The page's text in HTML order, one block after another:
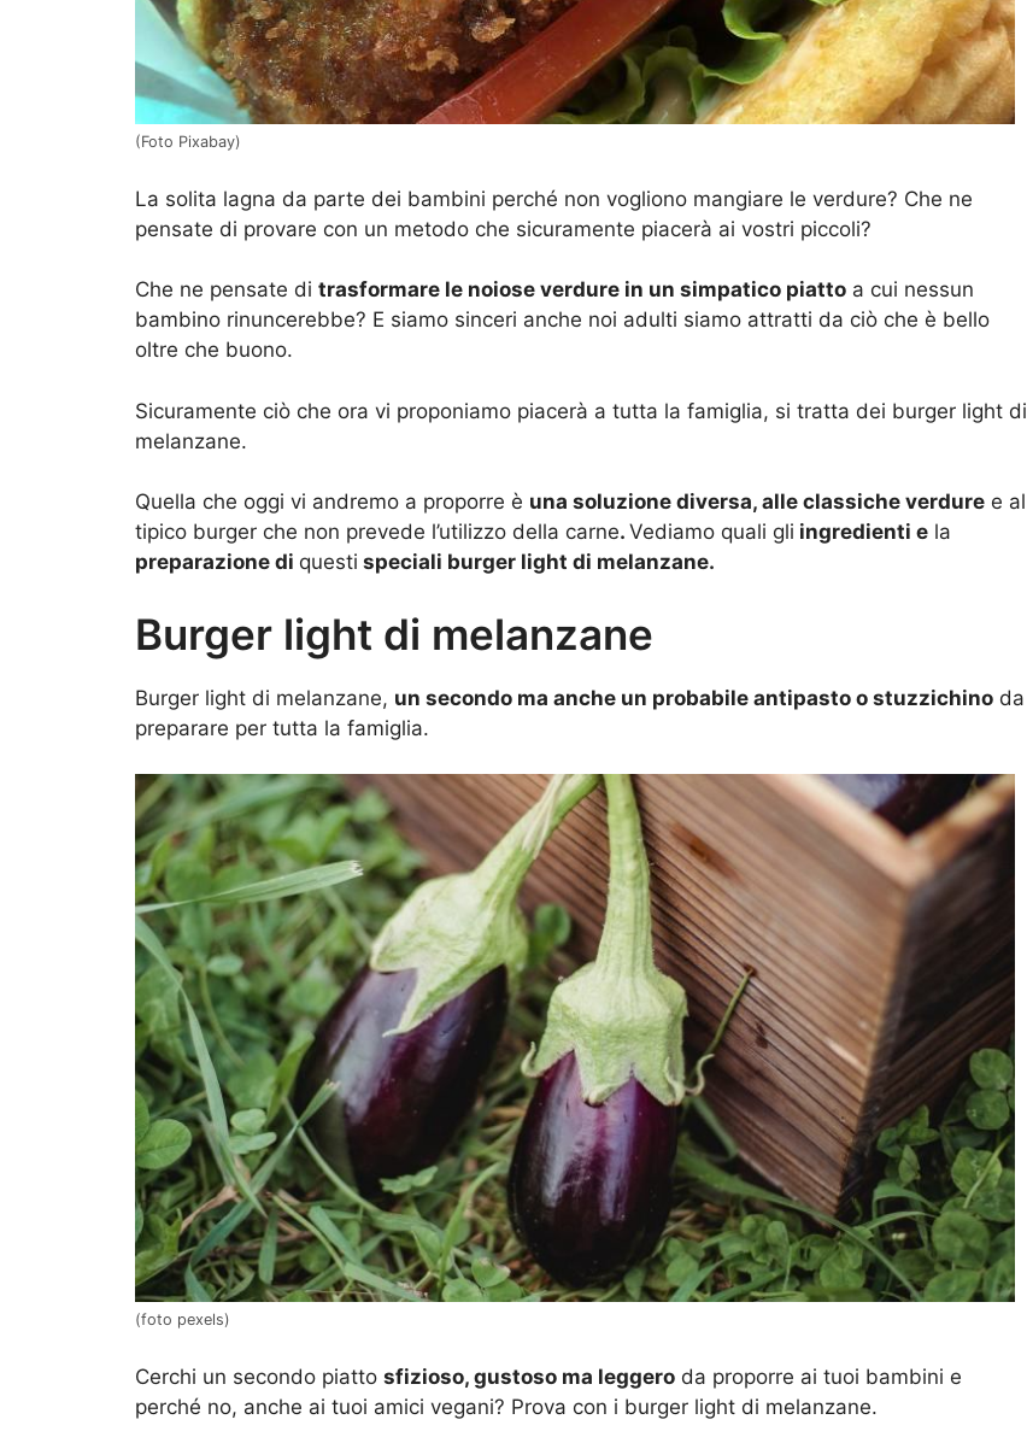
(Foto Pixabay)
La solita lagna da parte dei bambini perché non vogliono mangiare le verdure? Che ne
pensate di provare con un metodo che sicuramente piacerà ai vostri piccoli?
Che ne pensate di trasformare le noiose verdure in un simpatico piatto a cui nessun
bambino rinuncerebbe? E siamo sinceri anche noi adulti siamo attratti da ciò che è bello
oltre che buono.
Sicuramente ciò che ora vi proponiamo piacerà a tutta la famiglia, si tratta dei burger light di
melanzane.
Quella che oggi vi andremo a proporre è una soluzione diversa, alle classiche verdure e al
tipico burger che non prevede l’utilizzo della carne. Vediamo quali gli ingredienti e la
preparazione di questi speciali burger light di melanzane.
Burger light di melanzane
Burger light di melanzane, un secondo ma anche un probabile antipasto o stuzzichino da
preparare per tutta la famiglia.
(foto pexels)
Cerchi un secondo piatto sfizioso, gustoso ma leggero da proporre ai tuoi bambini e
perché no, anche ai tuoi amici vegani? Prova con i burger light di melanzane.